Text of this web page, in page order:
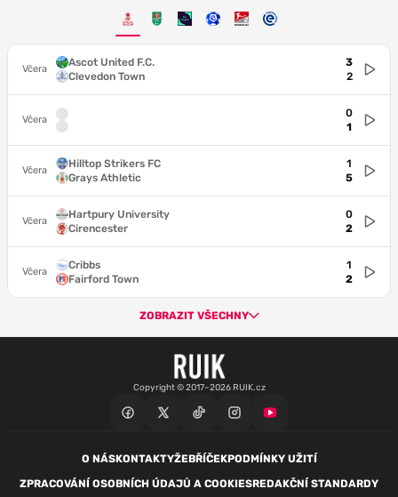
Včera
Ascot United F.C.
Clevedon Town
3
2
Včera
0
1
Včera
Hilltop Strikers FC
Grays Athletic
1
5
Včera
Hartpury University
Cirencester
0
2
Včera
Cribbs
Fairford Town
1
2
ZOBRAZIT VŠECHNY
Copyright © 2017–2026 RUIK.cz
O NÁSKONTAKTYŽEBŘÍČEKPODMÍNKY UŽITÍ
ZPRACOVÁNÍ OSOBNÍCH ÚDAJŮ A COOKIESREDAKČNÍ STANDARDY